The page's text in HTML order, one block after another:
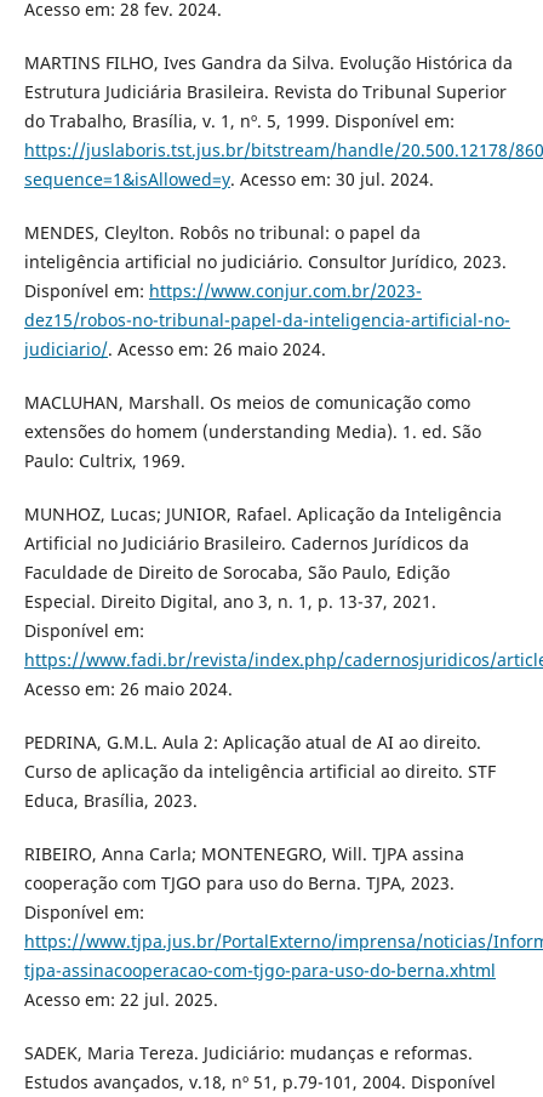
Acesso em: 28 fev. 2024.
MARTINS FILHO, Ives Gandra da Silva. Evolução Histórica da
Estrutura Judiciária Brasileira. Revista do Tribunal Superior
do Trabalho, Brasília, v. 1, nº. 5, 1999. Disponível em:
https://juslaboris.tst.jus.br/bitstream/handle/20.500.12178/
sequence=1&isAllowed=y. Acesso em: 30 jul. 2024.
MENDES, Cleylton. Robôs no tribunal: o papel da
inteligência artificial no judiciário. Consultor Jurídico, 2023.
Disponível em: https://www.conjur.com.br/2023-
dez15/robos-no-tribunal-papel-da-inteligencia-artificial-no-
judiciario/. Acesso em: 26 maio 2024.
MACLUHAN, Marshall. Os meios de comunicação como
extensões do homem (understanding Media). 1. ed. São
Paulo: Cultrix, 1969.
MUNHOZ, Lucas; JUNIOR, Rafael. Aplicação da Inteligência
Artificial no Judiciário Brasileiro. Cadernos Jurídicos da
Faculdade de Direito de Sorocaba, São Paulo, Edição
Especial. Direito Digital, ano 3, n. 1, p. 13-37, 2021.
Disponível em:
https://www.fadi.br/revista/index.php/cadernosjuridicos/
Acesso em: 26 maio 2024.
PEDRINA, G.M.L. Aula 2: Aplicação atual de AI ao direito.
Curso de aplicação da inteligência artificial ao direito. STF
Educa, Brasília, 2023.
RIBEIRO, Anna Carla; MONTENEGRO, Will. TJPA assina
cooperação com TJGO para uso do Berna. TJPA, 2023.
Disponível em:
https://www.tjpa.jus.br/PortalExterno/imprensa/noticias/
tjpa-assinacooperacao-com-tjgo-para-uso-do-berna.xhtml
Acesso em: 22 jul. 2025.
SADEK, Maria Tereza. Judiciário: mudanças e reformas.
Estudos avançados, v.18, nº 51, p.79-101, 2004. Disponível